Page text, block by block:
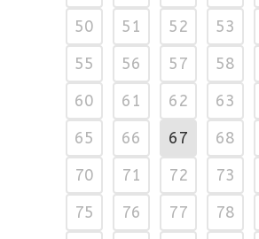
50
51 52 53
55
56 57 58
60
61 62 63
65
66 67 68
70
71 72 73
75
76 77 78